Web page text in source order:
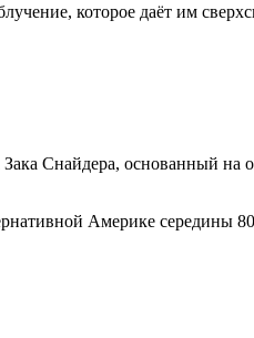
которое даёт им
Снайдера, основанный на
Америке середины